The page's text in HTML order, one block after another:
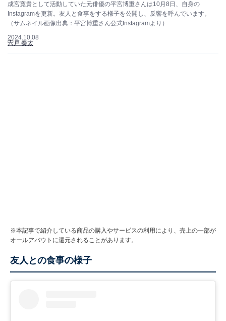
成宮寛貴として活動していた元俳優の平宮博重さんは10月8日、自身の
Instagramを更新。友人と食事をする様子を公開し、反響を呼んでいます。
（サムネイル画像出典：平宮博重さん公式Instagramより）
2024.10.08
宍戸 奏太
※本記事で紹介している商品の購入やサービスの利用により、売上の一部が
オールアバウトに還元されることがあります。
友人との食事の様子